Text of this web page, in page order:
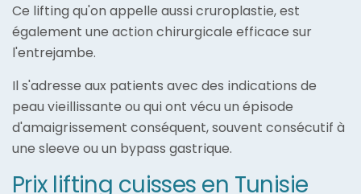
Ce lifting qu'on appelle aussi cruroplastie, est
également une action chirurgicale efficace sur
l'entrejambe.
Il s'adresse aux patients avec des indications de
peau vieillissante ou qui ont vécu un épisode
d'amaigrissement conséquent, souvent consécutif à
une sleeve ou un bypass gastrique.
Prix lifting cuisses en Tunisie